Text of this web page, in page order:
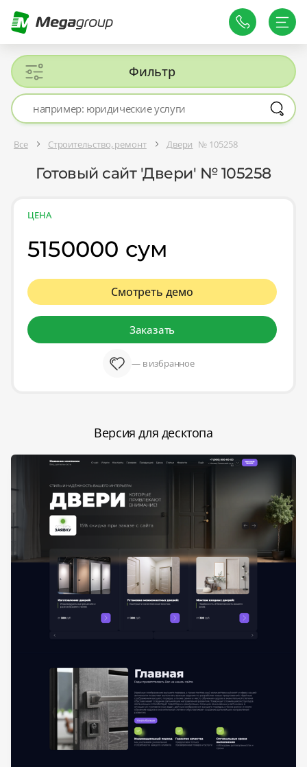
Фильтр
Все Строительство, ремонт Двери № 105258
Готовый сайт 'Двери' № 105258
ЦЕНА
5150000 сум
Смотреть демо
Заказать
— в избранное
Версия для десктопа